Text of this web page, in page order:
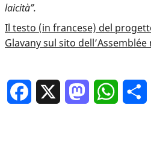
laicità”.
Il testo (in francese) del
Glavany sul sito
Facebook Mastodon